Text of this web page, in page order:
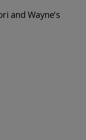
and Wayne's